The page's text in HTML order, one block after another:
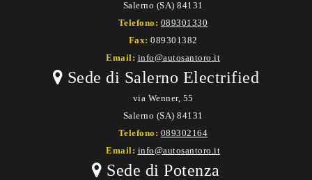
Salerno (SA) 84131
Telefono: 089301330
Fax: 089301382
Email: info@autosantoro.it
Sede di Salerno Electrified
via Wenner, 55
Salerno (SA) 84131
Telefono: 089302164
Email: info@autosantoro.it
Sede di Potenza